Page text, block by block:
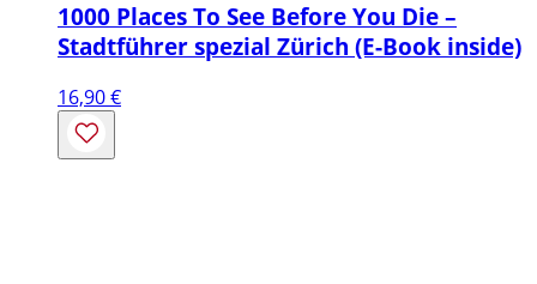
1000 Places To See Before You Die –
Stadtführer spezial Zürich (E-Book inside)
16,90€